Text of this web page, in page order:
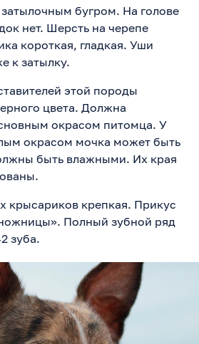
бугром. На голове
нет. Шерсть на черепе
короткая, гладкая. Уши
к затылку.
этой породы
цвета. Должна
окрасом питомца. У
окрасом мочка может быть
быть влажными. Их края
крысариков крепкая. Прикус
Полный зубной ряд
зуба.